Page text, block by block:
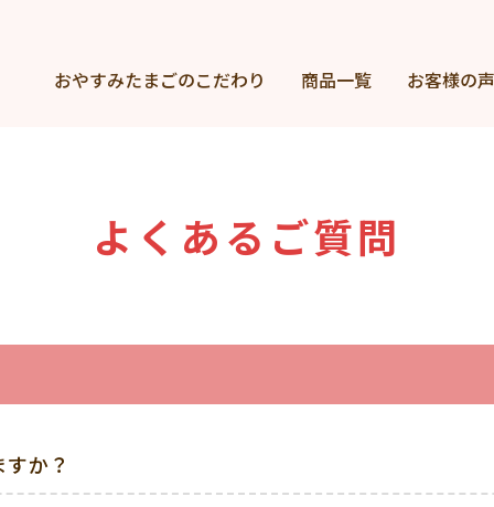
おやすみたまごのこだわり 商品一覧 お客様の
よくあるご質問
か？